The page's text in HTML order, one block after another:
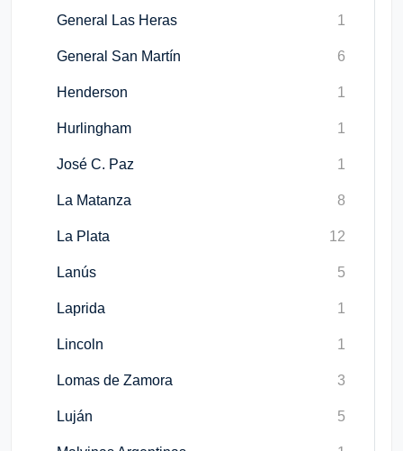
General Las Heras 1
General San Martín 6
Henderson 1
Hurlingham 1
José C. Paz 1
La Matanza 8
La Plata 12
Lanús 5
Laprida 1
Lincoln 1
Lomas de Zamora 3
Luján 5